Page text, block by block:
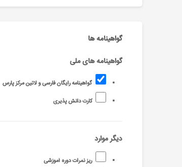
گواهینامه ها
گواهینامه های ملی
گواهینامه رایگان فارسی و لاتین مرکز پارس
کارت دانش پذیری
دیگر موارد
ریز نمرات دوره آموزشی